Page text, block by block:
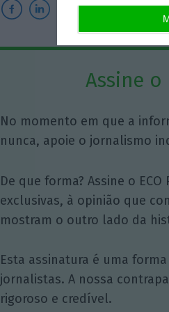
Assine o
No momento em que a
nunca, apoie o jornalismo
De que forma? Assine o
exclusivas, à opinião que
mostram o outro lado da
Esta assinatura é uma
jornalistas. A nossa
rigoroso e credível.